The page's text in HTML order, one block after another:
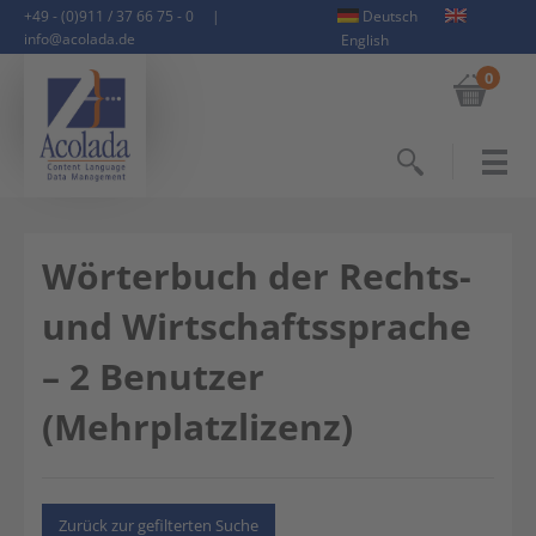
+49 - (0)911 / 37 66 75 - 0
|
info@acolada.de
Deutsch
English
0
Wörterbuch der Rechts-
und Wirtschaftssprache
– 2 Benutzer
(Mehrplatzlizenz)
Zurück zur gefilterten Suche